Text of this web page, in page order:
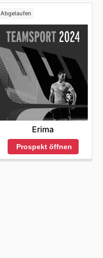
Abgelaufen
Erima
Prospekt öffnen